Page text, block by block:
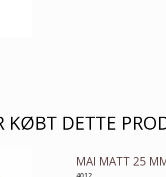
KØBT DETTE
MAI MATT 25